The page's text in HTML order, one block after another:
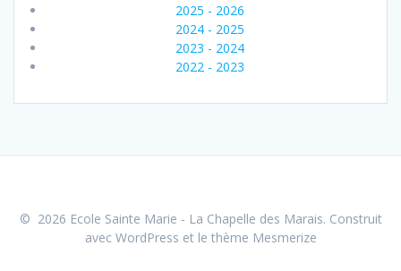
2025 - 2026
2024 - 2025
2023 - 2024
2022 - 2023
© 2026 Ecole Sainte Marie - La Chapelle des Marais. Construit
avec WordPress et le thème Mesmerize